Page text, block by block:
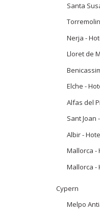
Santa
Nerja -
Lloret de
Elche -
Alfas del
Sant Joan
Albir -
Mallorca -
Mallorca -
Cypern
Melpo